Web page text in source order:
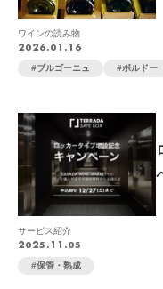
ワインの読み物
2026.01.16
ブルゴーニュ ボルドー
サービス紹介
2025.11.05
保管・熟成